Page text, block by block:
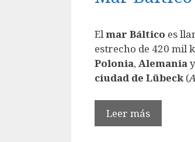
Elmar Báltico es
estrecho de 420 mil
Polonia, Alemaniay
ciudad de Lübeck(
Leer más